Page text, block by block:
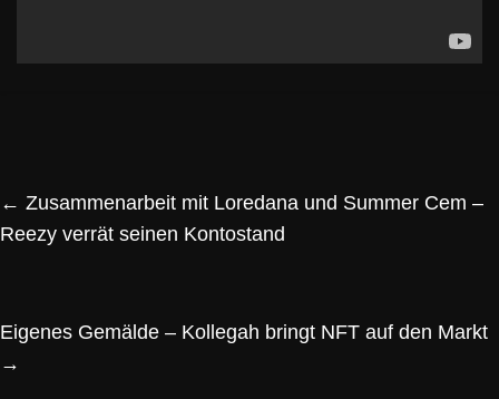
← Zusammenarbeit mit Loredana und Summer Cem –
Reezy verrät seinen Kontostand
Eigenes Gemälde – Kollegah bringt NFT auf den Markt
→